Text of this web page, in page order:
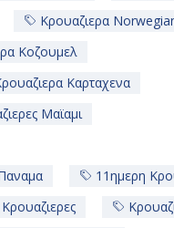
Κρουαζιερα
Κοζουμελ
Καρταχενα
Μαϊαμι
11ημερη